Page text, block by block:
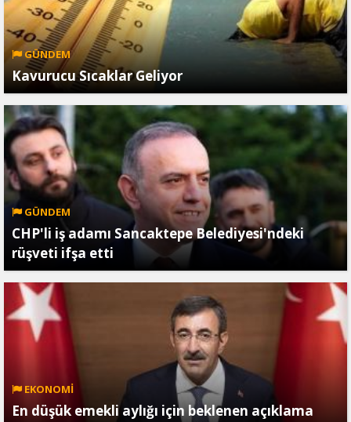
GÜNDEM
Kavurucu Sıcaklar Geliyor
GÜNDEM
CHP'li iş adamı Sancaktepe Belediyesi'ndeki
rüşveti ifşa etti
EKONOMİ
En düşük emekli aylığı için beklenen açıklama